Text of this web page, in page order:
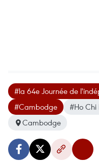
#la 64e Journée de
#Cambodge
#Ho Chi
Cambodge